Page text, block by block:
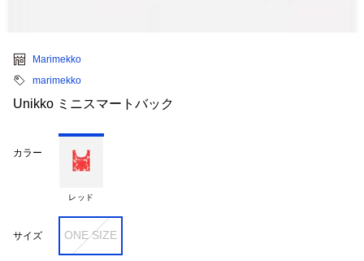
Marimekko
marimekko
Unikko ミニスマートバック
カラー
レッド
サイズ ONE SIZE